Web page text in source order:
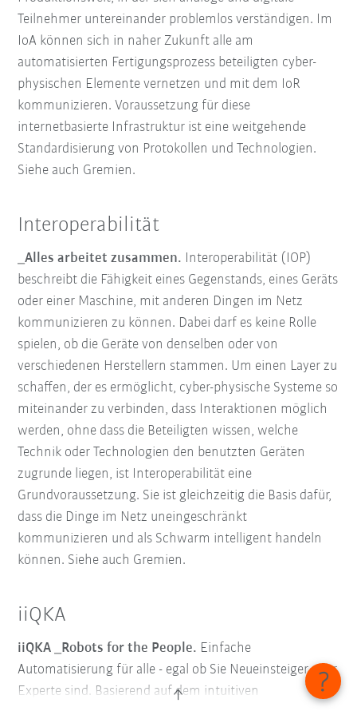
Teilnehmer untereinander problemlos verständigen. Im
IoA können sich in naher Zukunft alle am
automatisierten Fertigungsprozess beteiligten cyber-
physischen Elemente vernetzen und mit dem IoR
kommunizieren. Voraussetzung für diese
internetbasierte Infrastruktur ist eine weitgehende
Standardisierung von Protokollen und Technologien.
Siehe auch Gremien.
Interoperabilität
_Alles arbeitet zusammen. Interoperabilität (IOP)
beschreibt die Fähigkeit eines Gegenstands, eines Geräts
oder einer Maschine, mit anderen Dingen im Netz
kommunizieren zu können. Dabei darf es keine Rolle
spielen, ob die Geräte von denselben oder von
verschiedenen Herstellern stammen. Um einen Layer zu
schaffen, der es ermöglicht, cyber-physische Systeme so
miteinander zu verbinden, dass Interaktionen möglich
werden, ohne dass die Beteiligten wissen, welche
Technik oder Technologien den benutzten Geräten
zugrunde liegen, ist Interoperabilität eine
Grundvoraussetzung. Sie ist gleichzeitig die Basis dafür,
dass die Dinge im Netz uneingeschränkt
kommunizieren und als Schwarm intelligent handeln
können. Siehe auch Gremien.
iiQKA
iiQKA _Robots for the People. Einfache
Automatisierung für alle - egal ob Sie Neueinsteiger oder
Experte sind. Basierend auf dem intuitiven